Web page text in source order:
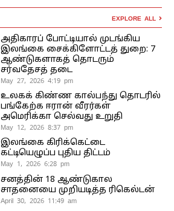
EXPLORE ALL
அதிகாரப் போட்டியால் முடங்கிய
இலங்கை சைக்கிளோட்டத் துறை: 7
ஆண்டுகளாகத் தொடரும்
சர்வதேசத் தடை
May 27, 2026 4:19 pm
உலகக் கிண்ண கால்பந்து தொடரில்
பங்கேற்க ஈரான் வீரர்கள்
அமெரிக்கா செல்வது உறுதி
May 12, 2026 8:37 pm
இலங்கை கிரிக்கெட்டை
கட்டியெழுப்ப புதிய திட்டம்
May 1, 2026 6:28 pm
சனத்தின் 18 ஆண்டுகால
சாதனையை முறியடித்த ரிகெல்டன்
April 30, 2026 11:49 am